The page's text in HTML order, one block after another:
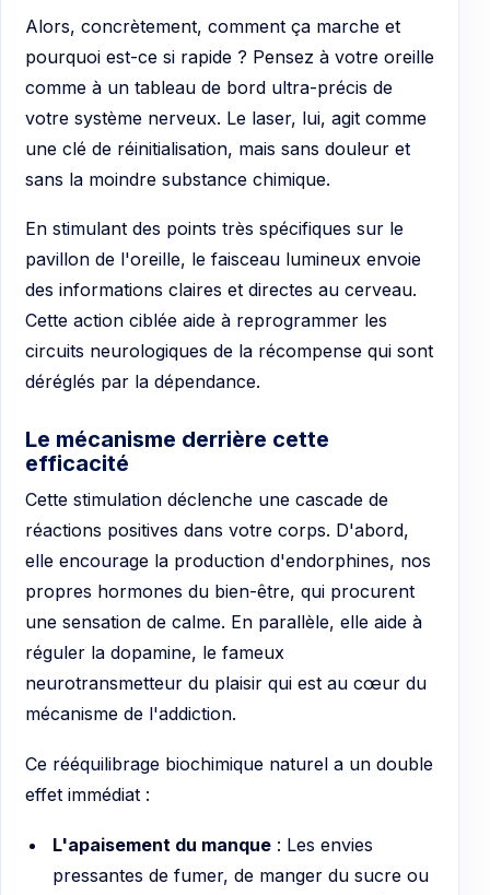
Alors, concrètement, comment ça marche et
pourquoi est-ce si rapide ? Pensez à votre oreille
comme à un tableau de bord ultra-précis de
votre système nerveux. Le laser, lui, agit comme
une clé de réinitialisation, mais sans douleur et
sans la moindre substance chimique.
En stimulant des points très spécifiques sur le
pavillon de l'oreille, le faisceau lumineux envoie
des informations claires et directes au cerveau.
Cette action ciblée aide à reprogrammer les
circuits neurologiques de la récompense qui sont
déréglés par la dépendance.
Le mécanisme derrière cette
efficacité
Cette stimulation déclenche une cascade de
réactions positives dans votre corps. D'abord,
elle encourage la production d'endorphines, nos
propres hormones du bien-être, qui procurent
une sensation de calme. En parallèle, elle aide à
réguler la dopamine, le fameux
neurotransmetteur du plaisir qui est au cœur du
mécanisme de l'addiction.
Ce rééquilibrage biochimique naturel a un double
effet immédiat :
L'apaisement du manque: Les envies
pressantes de fumer, de manger du sucre ou